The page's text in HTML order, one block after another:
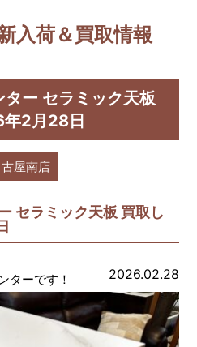
入荷＆買取情報
ター セラミック天板
2月28日
屋南店
セラミック天板 買取し
2026.02.28
ターです！